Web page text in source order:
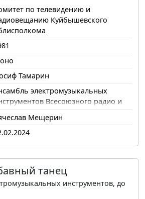
по телевидению и
Куйбышевского
Тамарин
электромузыкальных
Всесоюзного радио и
телевидения
Мещерин
танец
инструментов, до